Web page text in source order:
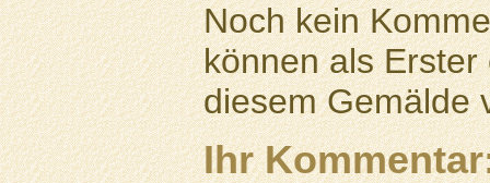
Noch kein
können als
diesem Gemälde
Ihr